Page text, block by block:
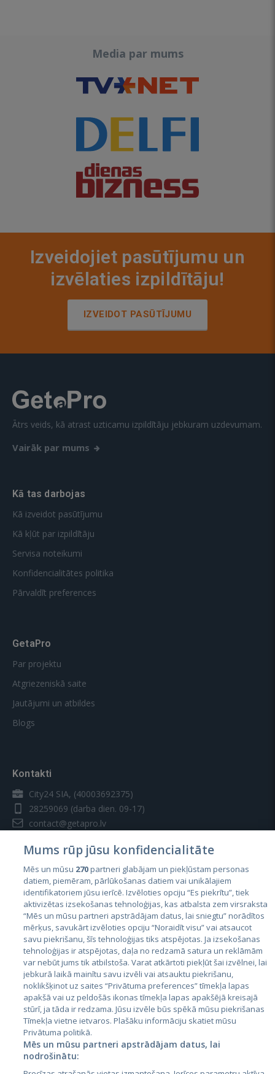
Media par mums
Izveidojiet pasūtījumu un
izvēlaties izpildītāju!
IZVEIDOT PASŪTĪJUMU
Ātrs veids, kā atrast uzticamu izpildītāju jebkuram uzdevumam.
Vairāk par mums
Kā tas darbojas
Kā izveidot pasūtījumu
Kā kļūt par izpildītāju
Servisa noteikumi
Konfidencialitātes politika
Pārvaldīt preferences
GetaPro
Par projektu
Atgriezeniskā saite
Jautājumi un atbildes
Blogs
Kontakti
City24 SIA, (40003692375)
28259069 (darba dien. 09-17)
contact@getapro.lv
Valstis
Igaunija
Latvija
Lietuva
City24.lv CVbankas.lt
Mums rūp jūsu konfidencialitāte
Mēs un mūsu 270partneri glabājam un piekļūstam personas
datiem, piemēram, pārlūkošanas datiem vai unikālajiem
identifikatoriem jūsu ierīcē. Izvēloties opciju “Es piekrītu”, tiek
aktivizētas izsekošanas tehnoloģijas, kas atbalsta zem virsraksta
“Mēs un mūsu partneri apstrādājam datus, lai sniegtu” norādītos
mērķus, savukārt izvēloties opciju “Noraidīt visu” vai atsaucot
savu piekrišanu, šīs tehnoloģijas tiks atspējotas. Ja izsekošanas
tehnoloģijas ir atspējotas, daļa no redzamā satura un reklāmām
var nebūt jums tik atbilstoša. Varat atkārtoti piekļūt šai izvēlnei, lai
jebkurā laikā mainītu savu izvēli vai atsauktu piekrišanu,
noklikšķinot uz saites “Privātuma preferences” tīmekļa lapas
apakšā vai uz peldošās ikonas tīmekļa lapas apakšējā kreisajā
stūrī, ja tāda ir redzama. Jūsu izvēle būs spēkā mūsu piekrišanas
Tīmekļa vietne ietvaros. Plašāku informāciju skatiet mūsu
Privātuma politikā.
Mēs un mūsu partneri apstrādājam datus, lai
nodrošinātu: